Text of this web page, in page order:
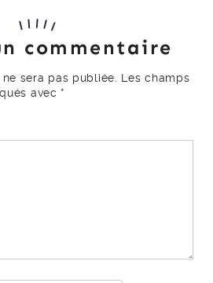
commentaire
sera pas publiée.
Les champs
avec *